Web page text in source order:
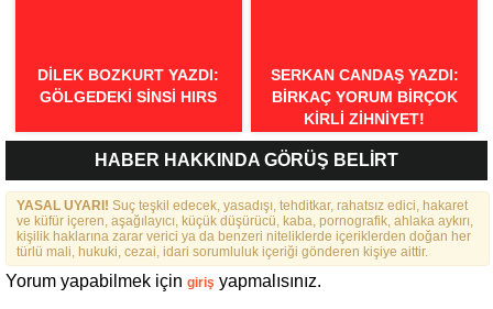
DILEK BOZKURT YAZDI:
GÖLGEDEKI SINSI HIRS
SERKAN CANDAŞ YAZDI:
BIRKAÇ YORUM BIRÇOK
KIRLI ZIHNIYET!
HABER HAKKINDA GÖRÜŞ BELİRT
YASAL UYARI! Suç teşkil edecek, yasadışı, tehditkar, rahatsız edici, hakaret
ve küfür içeren, aşağılayıcı, küçük düşürücü, kaba, pornografik, ahlaka aykırı,
kişilik haklarına zarar verici ya da benzeri niteliklerde içeriklerden doğan her
türlü mali, hukuki, cezai, idari sorumluluk içeriği gönderen kişiye aittir.
Yorum yapabilmek için giriş yapmalısınız.